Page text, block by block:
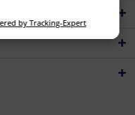
Werbung
Inhalte
oder Kombinationen von
von Inhalten
by Tracking-Expert